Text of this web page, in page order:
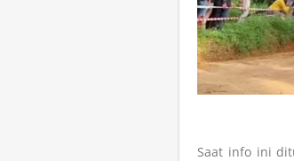
Saat info ini